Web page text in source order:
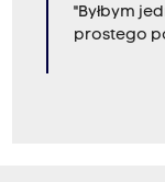
"Byłbym
prostego